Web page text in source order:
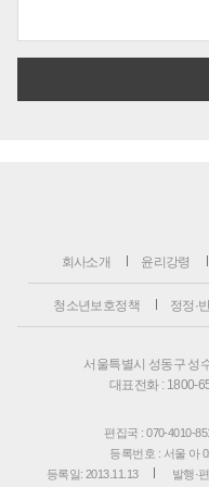
회사소개 윤리강령
청소년보호정책 정정·
서울특별시 성동구 성
대표전화 : 1800-
편집국 : 070-4010-
등록번호 : 서울 아
등록일: 2013.11.13
발행·